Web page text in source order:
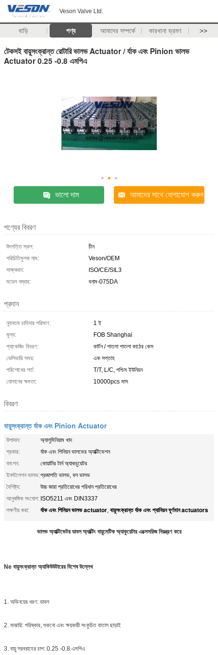
Veson Valve Ltd.
বাড়ি পণ্য আমাদের সম্পর্কে কারখানা ভ্রমণ >>
টেকসই বায়ুসংক্রান্ত রোটারি ভালভ Actuator / র্যাক এবং Pinion ভালভ
Actuator 0.25 -0.8 এমপিএ
ভালো দাম আমাদের সাথে যোগাযোগ করুন
পণ্যের বিবরণ
উৎপত্তি স্থল:
চীন
পরিচিতিমুলক নাম:
Veson/OEM
সাক্ষ্যদান:
ISO/CE/SIL3
মডেল নম্বার:
বনাম-075DA
প্রদান
ন্যূনতম চাহিদার পরিমাণ:
1 ই
মূল্য:
FOB Shanghai
প্যাকেজিং বিবরণ:
কার্টন / পাতলা পাতলা কাঠের কেস
ডেলিভারি সময়:
এক সপ্তাহ
পরিশোধের শর্ত:
T/T, L/C, পশ্চিম ইউনিয়ন
যোগানের ক্ষমতা:
10000pcs মাস
বিবরণ
বায়ুসংক্রান্ত র্যাক এবং Pinion Actuator
উপাদান:
অ্যালুমিনিয়াম খাদ
প্রকার:
র্যাক এবং পিনিয়ন ভালভের অ্যাক্টিভেশন
ফাংশন:
কোয়ার্টার টার্ন অ্যাকচুয়েটর
ইনস্টলেশন ভালভ:প্রজাপতি ভালভ, বল ভালভ
বৈশিষ্ট্য:
উচ্চ জারা প্রতিরোধের পরিধান প্রতিরোধের
আনুষঙ্গিক সংযোগ: ISO5211 এবং DIN3337
লক্ষণীয় করা:
র্যাক এবং পিনিয়ন ভালভ actuator, বায়ুসংক্রান্ত র্যাক এবং প্যানিয়ন ঘূর্ণমান actuators
ভালভ অ্যাক্টিভেটর ডাবল অ্যাক্টিং বায়ুমেটিক অ্যাকুয়েটার এক্সেসরিজ নিয়ন্ত্রণ করে
Ne বায়ুসংক্রান্ত অ্যাকিউউটারের বিশেষ উল্লেখ
1. অভিনয়ের ধরণ: ডাবল
2. মাঝারি: পরিষ্কার, শুকনো এবং ক্ষয়কারী সংকুচিত বাতাস ছাড়াই
3. বায়ু সরবরাহের চাপ: 0.25 -0.8 এমপিএ